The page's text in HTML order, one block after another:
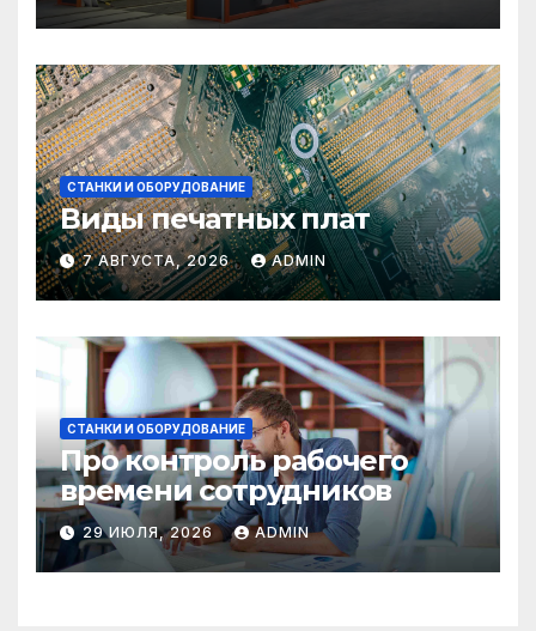
СТАНКИ И ОБОРУДОВАНИЕ
Виды печатных плат
7 АВГУСТА, 2026 ADMIN
СТАНКИ И ОБОРУДОВАНИЕ
Про контроль рабочего
времени сотрудников
29 ИЮЛЯ, 2026 ADMIN